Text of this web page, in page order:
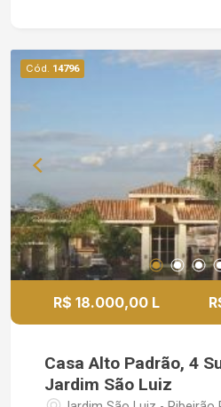
Cód. 14796
R$ 18.000,00 L
Casa Alto Padrão, 4
Jardim São Luiz